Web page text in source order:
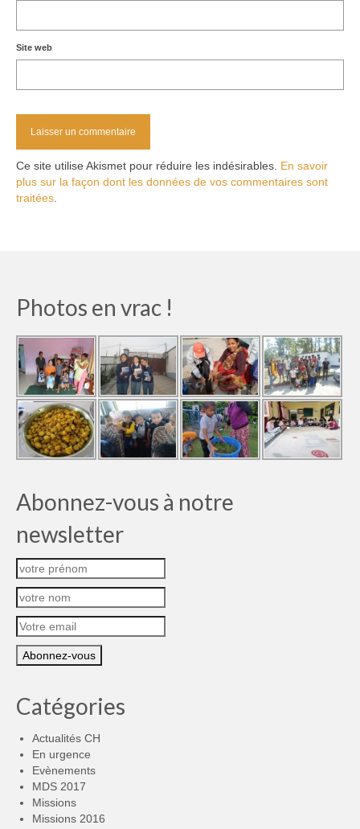
Site web
Ce site utilise Akismet pour réduire les indésirables. En savoir
plus sur la façon dont les données de vos commentaires sont
traitées
Photos en vrac !
Abonnez-vous à notre
newsletter
Catégories
Actualités CH
En urgence
Evènements
MDS 2017
Missions
Missions 2016